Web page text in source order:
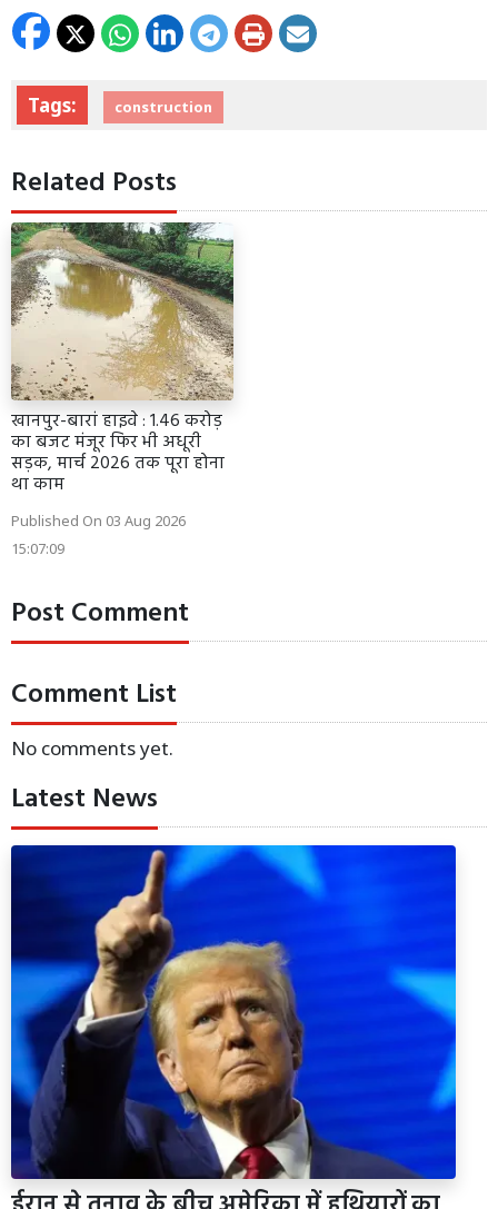
Tags: construction
Related Posts
खानपुर-बारां हाइवे : 1.46 करोड़
का बजट मंजूर फिर भी अधूरी
सड़क, मार्च 2026 तक पूरा होना
था काम
Published On 03 Aug 2026
15:07:09
Post Comment
Comment List
No comments yet.
Latest News